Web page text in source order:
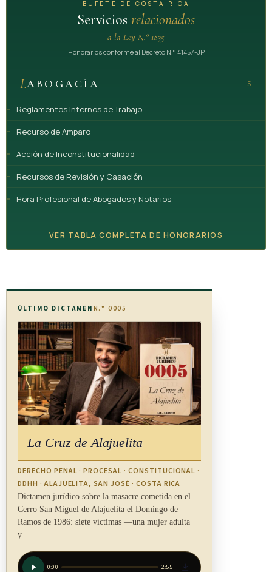
BUFETE DE COSTA RICA
Servicios relacionados
a la Ley N.° 1835
Honorarios conforme al Decreto N.° 41457-JP
I.ABOGACÍA 5
Reglamentos Internos de Trabajo
Recurso de Amparo
Acción de Inconstitucionalidad
Recursos de Revisión y Casación
Hora Profesional de Abogados y Notarios
VER TABLA COMPLETA DE HONORARIOS
ÚLTIMO DICTAMEN N.° 0005
La Cruz de Alajuelita
DERECHO PENAL · PROCESAL · CONSTITUCIONAL ·
DDHH · ALAJUELITA, SAN JOSÉ · COSTA RICA
Dictamen jurídico sobre la masacre cometida en el
Cerro San Miguel de Alajuelita el Domingo de
Ramos de 1986: siete víctimas —una mujer adulta
y…
0:00 2:55